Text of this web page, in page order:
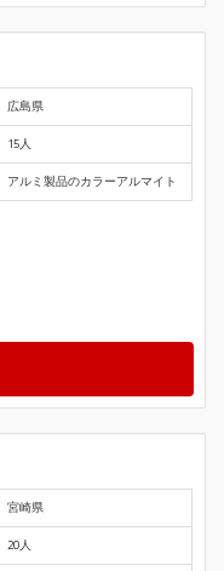
広島県
15人
アルミ製品のカラーアルマイト
宮崎県
20人